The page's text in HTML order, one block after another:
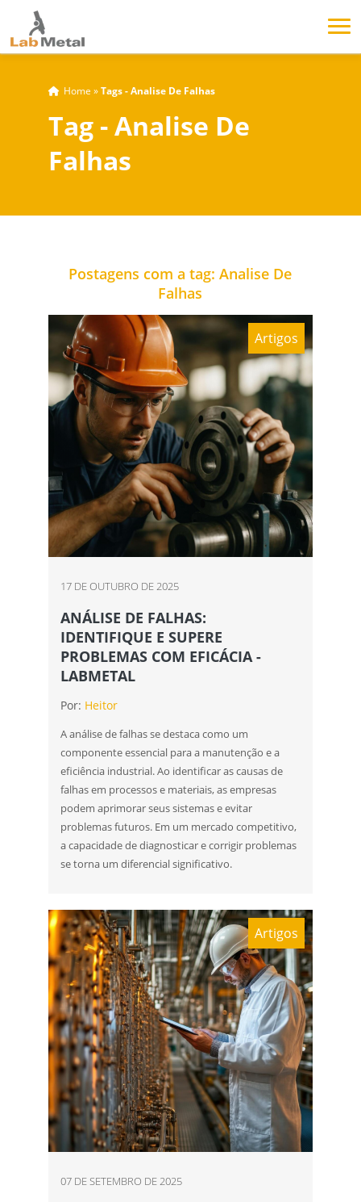
Home »Tags - Analise De Falhas
Tag - Analise De
Falhas
Postagens com a tag: Analise De
Falhas
Artigos
17 DE OUTUBRO DE 2025
ANÁLISE DE FALHAS:
IDENTIFIQUE E SUPERE
PROBLEMAS COM EFICÁCIA -
LABMETAL
Por: Heitor
A análise de falhas se destaca como um
componente essencial para a manutenção e a
eficiência industrial. Ao identificar as causas de
falhas em processos e materiais, as empresas
podem aprimorar seus sistemas e evitar
problemas futuros. Em um mercado competitivo,
a capacidade de diagnosticar e corrigir problemas
se torna um diferencial significativo.
Artigos
07 DE SETEMBRO DE 2025